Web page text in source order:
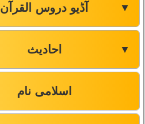
آڈیو دروس القرآن ▼
احادیث ▼
اسلامی نام